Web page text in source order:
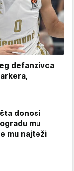
defanzivca
šta donosi
mu
mu najteži